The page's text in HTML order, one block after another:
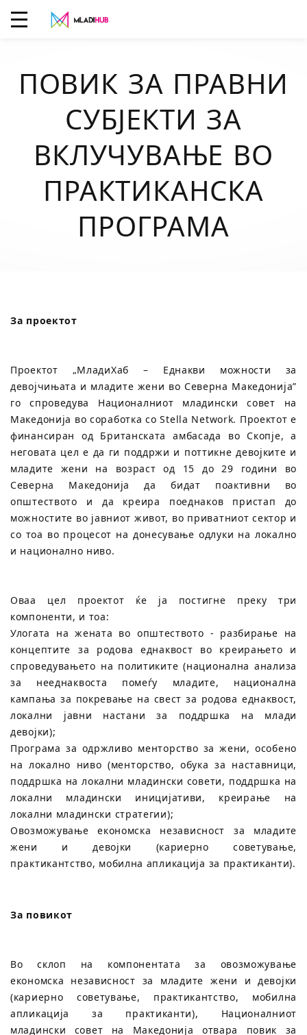
ПОВИК ЗА ПРАВНИ
СУБЈЕКТИ ЗА
ВКЛУЧУВАЊЕ ВО
ПРАКТИКАНСКА
ПРОГРАМА
За проектот
Проектот „МладиХаб – Еднакви можности за
девојчињата и младите жени во Северна Македонија”
го спроведува Националниот младински совет на
Македонија во соработка со Stella Network. Проектот е
финансиран од Британската амбасада во Скопје, а
неговата цел е да ги поддржи и поттикне девојките и
младите жени на возраст од 15 до 29 години во
Северна Македонија да бидат поактивни во
општеството и да креира поеднаков пристап до
можностите во јавниот живот, во приватниот сектор и
со тоа во процесот на донесување одлуки на локално
и национално ниво.
Оваа цел проектот ќе ја постигне преку три
компоненти, и тоа:
Улогата на жената во општеството - разбирање на
концептите за родова еднаквост во креирањето и
спроведувањето на политиките (национална анализа
за нееднаквоста помеѓу младите, национална
кампања за покревање на свест за родова еднаквост,
локални јавни настани за поддршка на млади
девојки);
Програма за одржливо менторство за жени, особено
на локално ниво (менторство, обука за наставници,
поддршка на локални младински совети, поддршка на
локални младински иницијативи, креирање на
локални младински стратегии);
Овозможување економска независност за младите
жени и девојки (кариерно советување,
практикантство, мобилна апликација за практиканти).
За повикот
Во склоп на компонентата за овозможување
економска независност за младите жени и девојки
(кариерно советување, практикантство, мобилна
апликација за практиканти), Националниот
младински совет на Македонија отвара повик за